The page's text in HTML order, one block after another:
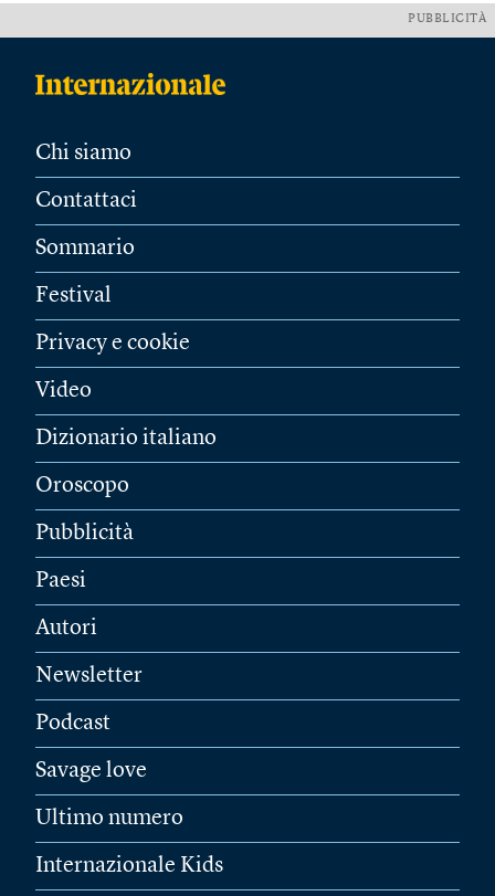
PUBBLICITÀ
Chi siamo
Contattaci
Sommario
Festival
Privacy e cookie
Video
Dizionario italiano
Oroscopo
Pubblicità
Paesi
Autori
Newsletter
Podcast
Savage love
Ultimo numero
Internazionale Kids